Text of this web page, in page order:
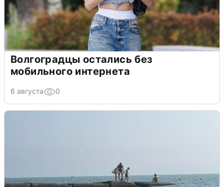
Волгоградцы остались без
мобильного интернета
6 августа 0